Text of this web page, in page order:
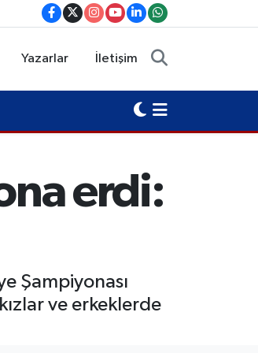
Yazarlar İletişim
erdi:
Şampiyonası
ve erkeklerde